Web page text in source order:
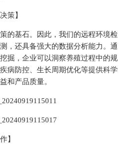
策】
的基石。因此，我们的远程环境检
，还具备强大的数据分析能力。通
掘，企业可以洞察养殖过程中的规
病防控、生长周期优化等提供科学
和产品质量。
】